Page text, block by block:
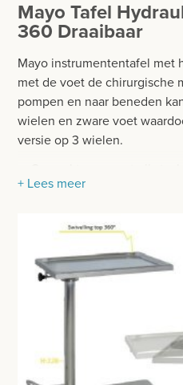
BESURGICAL -
OPERATIE SETS
CONTACT
Prijzen worden nu inclusief
WIJZIG NAAR
INJECTIEMATERIAAL
HANDSCHOENEN
HECHTINGSMATERIAAL
OPERATIE-PROTECTIEMATERIAAL
HYGIENE
APPARATUUR EN DIAGNOSE
MEUBILAIR -
Mayo Tafel
360 Draaibaar
Mayo instrumententafel met
met de voet de chirurgische
pompen en naar beneden
wielen en zware voet
versie op 3 wielen.
Afgeronde, gepolijste en
Hoogtebereik: 850 - 1200
ø80 mm zwenkwielen met
rem.
+ Lees meer